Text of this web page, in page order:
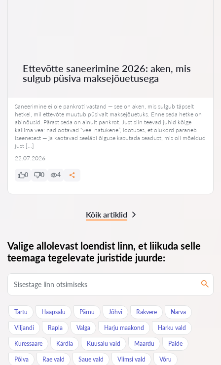
Ettevõtte saneerimine 2026: aken, mis
sulgub püsiva maksejõuetusega
Saneerimine ei ole pankroti vastand — see on aken, mis sulgub täpselt
hetkel, mil ettevõte muutub püsivalt maksejõuetuks. Enne seda hetke on
abinõusid. Pärast seda on ainult pankrot. Just siin teevad juhid kõige
kallima vea: nad ootavad “veel natukene”, lootuses, et olukord paraneb
iseenesest — ja kaotavad seeläbi õiguse kasutada seadust, mis oli mõeldud
just […]
22.07.2026
0 0 4
Kõik artiklid
Valige allolevast loendist linn, et liikuda selle
teemaga tegelevate juristide juurde:
Tartu Haapsalu Pärnu Jõhvi Rakvere Narva
Viljandi Rapla Valga Harju maakond Harku vald
Kuressaare Kärdla Kuusalu vald Maardu Paide
Põlva Rae vald Saue vald Viimsi vald Võru